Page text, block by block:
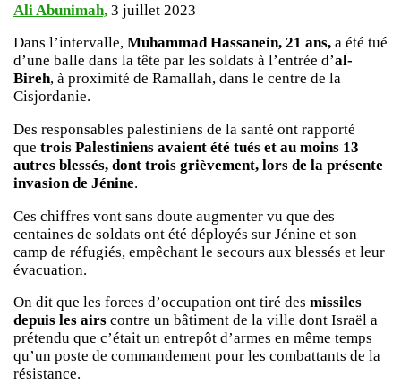
Ali Abunimah, 3 juillet 2023
Dans l’intervalle, Muhammad Hassanein, 21 ans, a été tué
d’une balle dans la tête par les soldats à l’entrée d’al-
Bireh, à proximité de Ramallah, dans le centre de la
Cisjordanie.
Des responsables palestiniens de la santé ont rapporté
que trois Palestiniens avaient été tués et au moins 13
autres blessés, dont trois grièvement, lors de la présente
invasion de Jénine.
Ces chiffres vont sans doute augmenter vu que des
centaines de soldats ont été déployés sur Jénine et son
camp de réfugiés, empêchant le secours aux blessés et leur
évacuation.
On dit que les forces d’occupation ont tiré des missiles
depuis les airs contre un bâtiment de la ville dont Israël a
prétendu que c’était un entrepôt d’armes en même temps
qu’un poste de commandement pour les combattants de la
résistance.